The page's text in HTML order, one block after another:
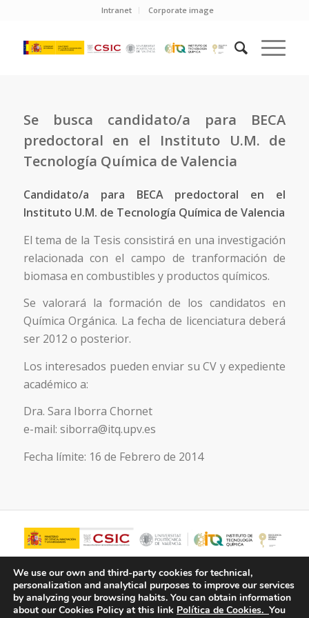
Intranet Corporate image
Se busca candidato/a para BECA
predoctoral en el Instituto U.M. de
Tecnología Química de Valencia
Candidato/a para BECA predoctoral en el
Instituto U.M. de Tecnología Química de Valencia
El tema de la Tesis consistirá en una investigación
relacionada con el campo de tranformación de
biomasa en combustibles y productos químicos.
Se valorará la formación de los candidatos en
Química Orgánica. La fecha de licenciatura deberá
ser 2012 o posterior.
Los interesados pueden enviar su CV y expediente
académico a:
Dra. Sara Iborra Chornet
e-mail: siborra@itq.upv.es
Fecha límite: 16 de Febrero de 2014
We use our own and third-party cookies for technical,
personalization and analytical purposes to improve our services
by analyzing your browsing habits. You can obtain information
about our Cookies Policy at this link Política de Cookies. You